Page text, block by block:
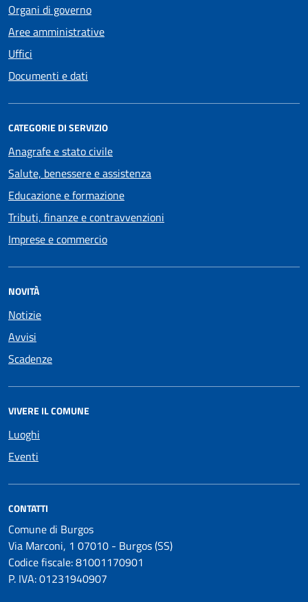
Organi di governo
Aree amministrative
Uffici
Documenti e dati
CATEGORIE DI SERVIZIO
Anagrafe e stato civile
Salute, benessere e assistenza
Educazione e formazione
Tributi, finanze e contravvenzioni
Imprese e commercio
NOVITÀ
Notizie
Avvisi
Scadenze
VIVERE IL COMUNE
Luoghi
Eventi
CONTATTI
Comune di Burgos
Via Marconi, 1 07010 - Burgos (SS)
Codice fiscale: 81001170901
P. IVA: 01231940907